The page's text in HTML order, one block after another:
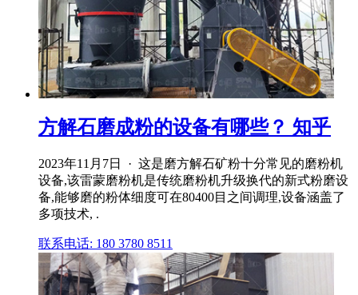
方解石磨成粉的设备有哪些？ 知乎
2023年11月7日 · 这是磨方解石矿粉十分常见的磨粉机
设备,该雷蒙磨粉机是传统磨粉机升级换代的新式粉磨设
备,能够磨的粉体细度可在80400目之间调理,设备涵盖了
多项技术, .
联系电话: 180 3780 8511